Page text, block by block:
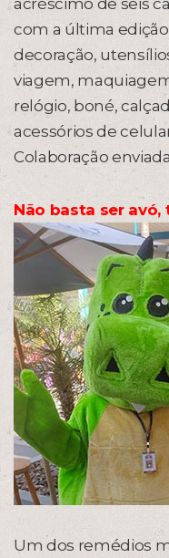
acréscimo de seis
com a última
decoração,
viagem,
relógio, boné,
acessórios de
Colaboração
Não basta ser
Um dos remédios